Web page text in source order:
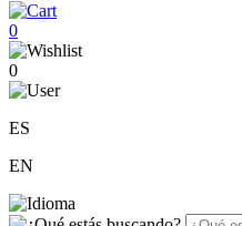
0
0
ES
EN